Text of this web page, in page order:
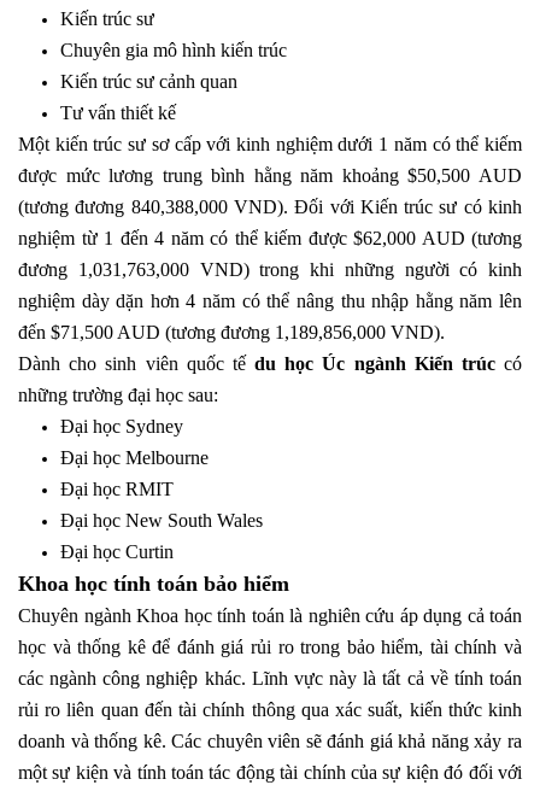
Kiến trúc sư
Chuyên gia mô hình kiến trúc
Kiến trúc sư cảnh quan
Tư vấn thiết kế
Một kiến trúc sư sơ cấp với kinh nghiệm dưới 1 năm có thể kiếm
được mức lương trung bình hằng năm khoảng $50,500 AUD
(tương đương 840,388,000 VND). Đối với Kiến trúc sư có kinh
nghiệm từ 1 đến 4 năm có thể kiếm được $62,000 AUD (tương
đương 1,031,763,000 VND) trong khi những người có kinh
nghiệm dày dặn hơn 4 năm có thể nâng thu nhập hằng năm lên
đến $71,500 AUD (tương đương 1,189,856,000 VND).
Dành cho sinh viên quốc tế du học Úc ngành Kiến trúccó
những trường đại học sau:
Đại học Sydney
Đại học Melbourne
Đại học RMIT
Đại học New South Wales
Đại học Curtin
Khoa học tính toán bảo hiểm
Chuyên ngành Khoa học tính toán là nghiên cứu áp dụng cả toán
học và thống kê để đánh giá rủi ro trong bảo hiểm, tài chính và
các ngành công nghiệp khác. Lĩnh vực này là tất cả về tính toán
rủi ro liên quan đến tài chính thông qua xác suất, kiến thức kinh
doanh và thống kê. Các chuyên viên sẽ đánh giá khả năng xảy ra
một sự kiện và tính toán tác động tài chính của sự kiện đó đối với